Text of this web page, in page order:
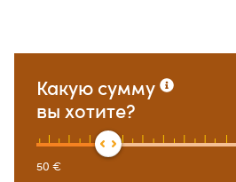
Какую сумму
вы хотите?
50 €